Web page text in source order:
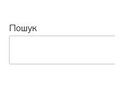
Пошук